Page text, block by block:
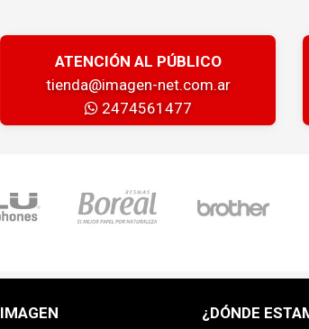
ATENCIÓN AL PÚBLICO
tienda@imagen-net.com.ar
2474561477
IMAGEN ¿DÓNDE